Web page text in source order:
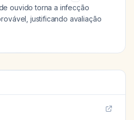
ouvido torna a infecção
justificando avaliação